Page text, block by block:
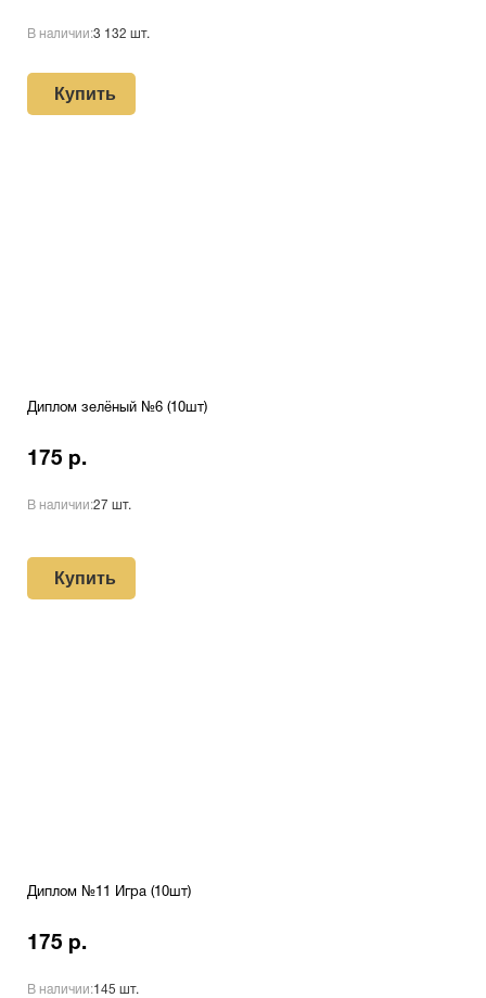
В наличии:3 132 шт.
Купить
Диплом зелёный №6 (10шт)
175 р.
В наличии:27 шт.
Купить
Диплом №11 Игра (10шт)
175 р.
В наличии:145 шт.